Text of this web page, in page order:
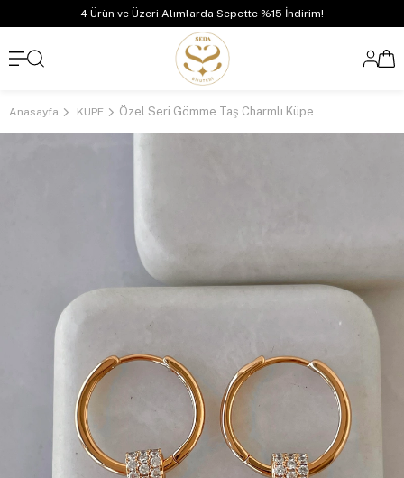
4 Ürün ve Üzeri Alımlarda Sepette %15 İndirim!
Anasayfa KÜPE Özel Seri Gömme Taş Charmlı Küpe